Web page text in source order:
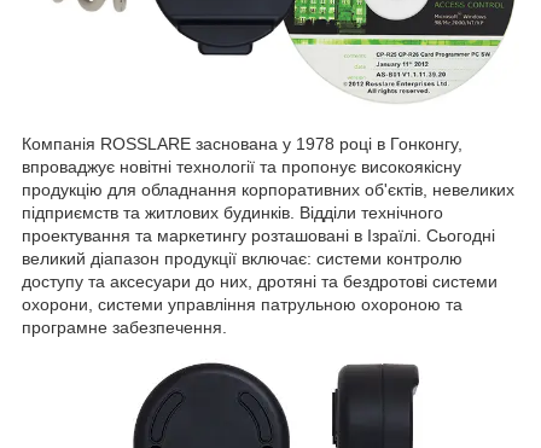
Компанія ROSSLARE заснована у 1978 році в Гонконгу,
впроваджує новітні технології та пропонує високоякісну
продукцію для обладнання корпоративних об'єктів, невеликих
підприємств та житлових будинків. Відділи технічного
проектування та маркетингу розташовані в Ізраїлі. Сьогодні
великий діапазон продукції включає: системи контролю
доступу та аксесуари до них, дротяні та бездротові системи
охорони, системи управління патрульною охороною та
програмне забезпечення.